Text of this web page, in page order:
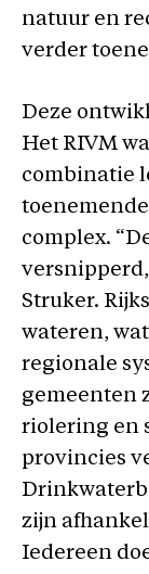
natuur en
verder
Deze
Het RIVM
combinatie
toenemende
complex.
Struker.
wateren,
regionale
gemeenten
riolering en
provincies
zijn
Iedereen